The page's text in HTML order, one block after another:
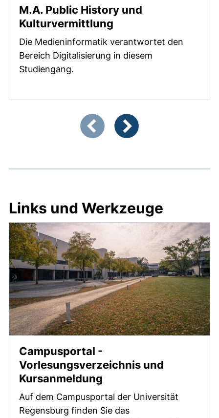
M.A. Public History und
Kulturvermittlung
Die Medieninformatik verantwortet den
Bereich Digitalisierung in diesem
Studiengang.
Zeigt Folie 1 von 3
Links und Werkzeuge
Campusportal -
Vorlesungsverzeichnis und
Kursanmeldung
Auf dem Campusportal der Universität
Regensburg finden Sie das